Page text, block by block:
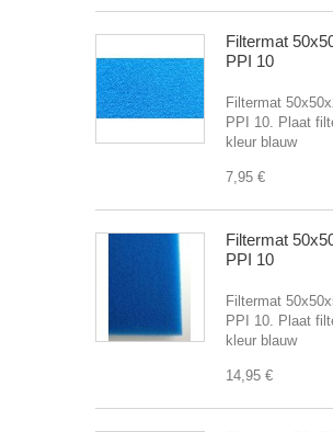
Filtermat
PPI 10
Filtermat
PPI 10. Plaat
kleur blauw
7,95 €
Filtermat
PPI 10
Filtermat
PPI 10. Plaat
kleur blauw
14,95 €